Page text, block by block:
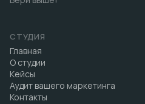
СТУДИЯ
Главная
О студии
Кейсы
Аудит вашего маркетинга
Контакты